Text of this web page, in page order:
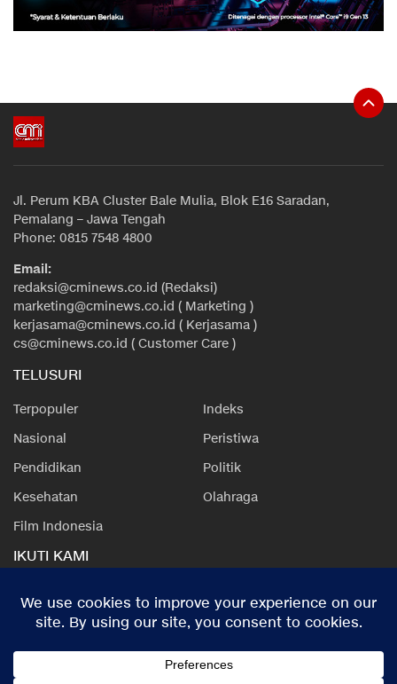
Jl. Perum KBA Cluster Bale Mulia, Blok E16 Saradan,
Pemalang – Jawa Tengah
Phone: 0815 7548 4800
Email:
redaksi@cminews.co.id (Redaksi)
marketing@cminews.co.id ( Marketing )
kerjasama@cminews.co.id ( Kerjasama )
cs@cminews.co.id ( Customer Care )
TELUSURI
Terpopuler
Indeks
Nasional
Peristiwa
Pendidikan
Politik
Kesehatan
Olahraga
Film Indonesia
IKUTI KAMI
Hak jawab & Koreksi